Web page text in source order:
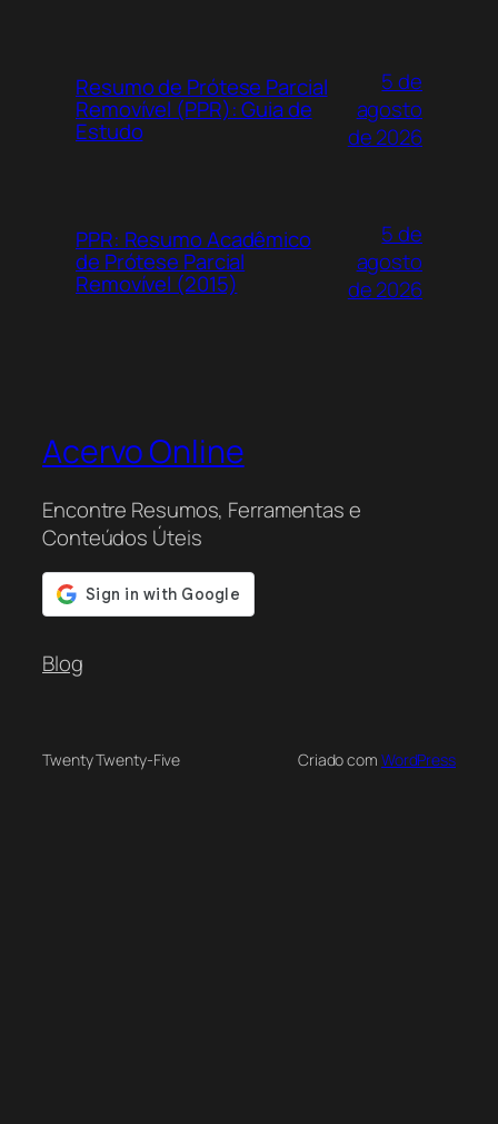
Resumo de Prótese Parcial
Removível (PPR): Guia de
Estudo
5 de
agosto
de 2026
PPR: Resumo Acadêmico
de Prótese Parcial
Removível (2015)
5 de
agosto
de 2026
Acervo Online
Encontre Resumos, Ferramentas e
Conteúdos Úteis
Blog
Twenty Twenty-Five Criado com WordPress